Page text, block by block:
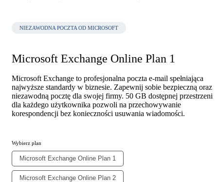
NIEZAWODNA POCZTA OD MICROSOFT
Microsoft Exchange Online Plan 1
Microsoft Exchange to profesjonalna poczta e-mail spełniająca
najwyższe standardy w biznesie. Zapewnij sobie bezpieczną oraz
niezawodną pocztę dla swojej firmy. 50 GB dostępnej przestrzeni
dla każdego użytkownika pozwoli na przechowywanie
korespondencji bez konieczności usuwania wiadomości.
Wybierz plan
Microsoft Exchange Online Plan 1
Microsoft Exchange Online Plan 2